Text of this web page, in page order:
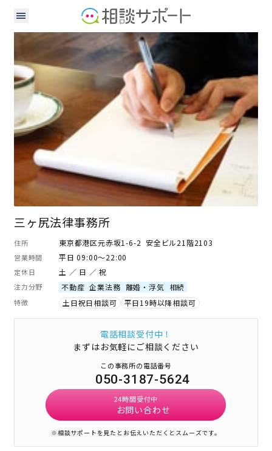
三ヶ尻法律事務所
住所 東京都港区元赤坂1-6-2 安全ビル21階2103
営業時間 平日 09:00～22:00
定休日 土 ／ 日 ／ 祝
注力分野 不動産 企業法務 離婚・浮気 相続
特徴 土日祝日相談可 平日19時以降相談可
電話相談受付中！
まずはお気軽にご相談ください
この事務所の電話番号
050-3187-5624
24時間受付中
お問い合わせ
※相談サポートを見たとお伝えいただくとスムーズです。